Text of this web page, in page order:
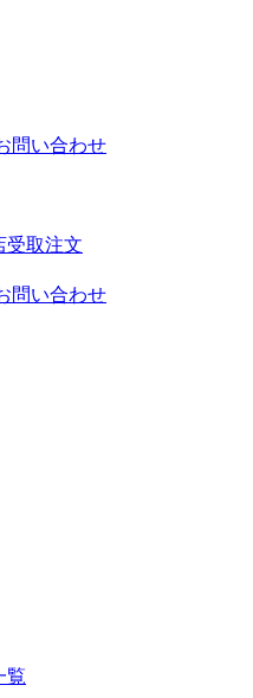
問い合わせ
受取注文
問い合わせ
覧